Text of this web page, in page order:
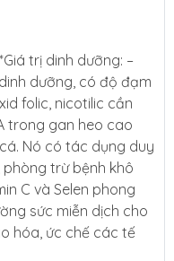
trị dinh dưỡng: –
dưỡng, có độ đạm
folic, nicotilic cần
trong gan heo cao
Nó có tác dụng duy
trừ bệnh khô
C và Selen phong
sức miễn dịch cho
hóa, ức chế các tế